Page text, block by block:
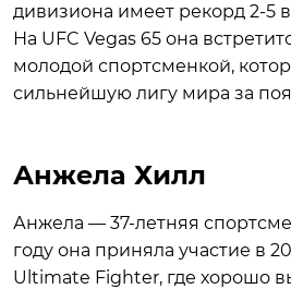
дивизиона имеет рекорд 2-5
На UFC Vegas 65 она
молодой спортсменкой,
сильнейшую лигу мира за
Анжела Хилл
Анжела — 37-летняя
году она приняла участие в
Ultimate Fighter, где хорошо